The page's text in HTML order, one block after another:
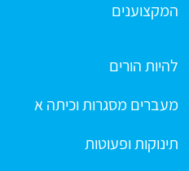
המקצוענים
להיות הורים
מעברים מסגרות וכיתה א
תינוקות ופעוטות